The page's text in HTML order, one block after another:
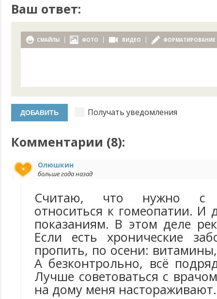
Ваш ответ:
СМАЙЛЫ ФОТО ВИДЕО ФОРМАТИРОВАНИЕ
Получать уведомления
Комментарии (8):
Олюшкин
больше года назад
Считаю, что нужно с
относиться к гомеопатии. И
показаниям. В этом деле
Если есть хронические
пропить, по осени:
А безконтрольно, всё
Лучше советоваться с
на дому меня